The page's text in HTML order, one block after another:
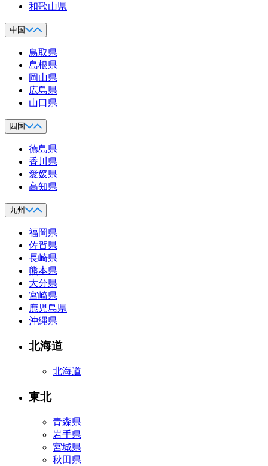
和歌山県
中国
鳥取県
島根県
岡山県
広島県
山口県
四国
徳島県
香川県
愛媛県
高知県
九州
福岡県
佐賀県
長崎県
熊本県
大分県
宮崎県
鹿児島県
沖縄県
北海道
北海道
東北
青森県
岩手県
宮城県
秋田県